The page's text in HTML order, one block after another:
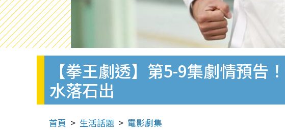
【拳王劇透】第5-9集劇情預告
水落石出
首頁 生活話題 電影劇集